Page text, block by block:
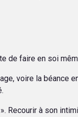
de faire en soi
voire la béance
Recourir à son